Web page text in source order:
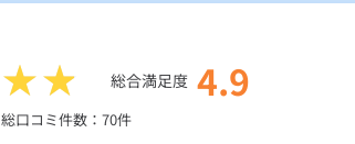
総合満足度 4.9
総口コミ件数：70件